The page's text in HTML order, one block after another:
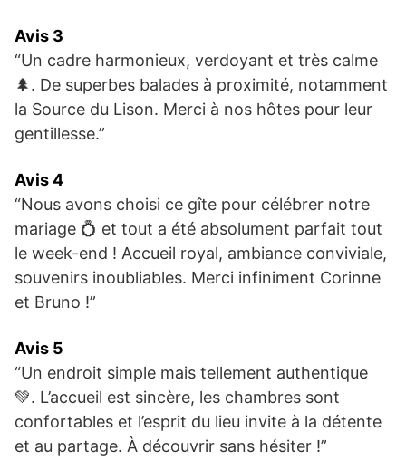
Avis 3
“Un cadre harmonieux, verdoyant et très calme
🌲. De superbes balades à proximité, notamment
la Source du Lison. Merci à nos hôtes pour leur
gentillesse.”
Avis 4
“Nous avons choisi ce gîte pour célébrer notre
mariage 💍 et tout a été absolument parfait tout
le week-end ! Accueil royal, ambiance conviviale,
souvenirs inoubliables. Merci infiniment Corinne
et Bruno !”
Avis 5
“Un endroit simple mais tellement authentique
💚. L’accueil est sincère, les chambres sont
confortables et l’esprit du lieu invite à la détente
et au partage. À découvrir sans hésiter !”